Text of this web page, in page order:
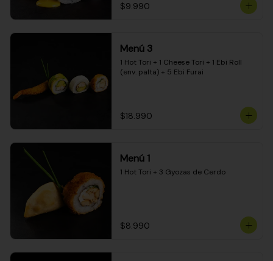
$9.990
Menú 3
1 Hot Tori + 1 Cheese Tori + 1 Ebi Roll
(env. palta) + 5 Ebi Furai
$18.990
Menú 1
1 Hot Tori + 3 Gyozas de Cerdo
$8.990